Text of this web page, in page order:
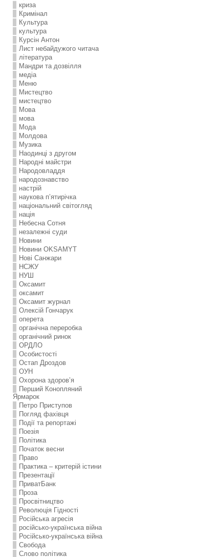
криза
Кримінал
Культура
культура
Курсін Антон
Лист небайдужого читача
література
Мандри та дозвілля
медіа
Меню
Мистецтво
мистецтво
Мова
мова
Мода
Молдова
Музика
Наодинці з другом
Народні майстри
Народовладдя
народознавство
настрій
наукова п’ятирічка
національний світогляд
нація
Небесна Сотня
незалежні суди
Новини
Новини OKSAMYT
Нові Санжари
НСЖУ
НУШ
Оксамит
оксамит
Оксамит журнал
Олексій Гончарук
оперета
органічна переробка
органічний ринок
ОРДЛО
Особистості
Остап Дроздов
ОУН
Охорона здоров’я
Перший Конопляний
Ярмарок
Петро Приступов
Погляд фахівця
Події та репортажі
Поезія
Політика
Початок весни
Право
Практика – критерій істини
Презентації
ПриватБанк
Проза
Просвітництво
Революція Гідності
Російська агресія
російсько-українська війна
Російсько-українська війна
Свобода
Слово політика